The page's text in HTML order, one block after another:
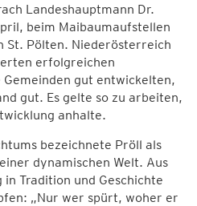
Landeshauptmann Dr.
beim Maibaumaufstellen
St. Pölten. Niederösterreich
erfolgreichen
Gemeinden gut entwickelten,
gut. Es gelte so zu arbeiten,
anhalte.
bezeichnete Pröll als
dynamischen Welt. Aus
Tradition und Geschichte
„Nur wer spürt, woher er